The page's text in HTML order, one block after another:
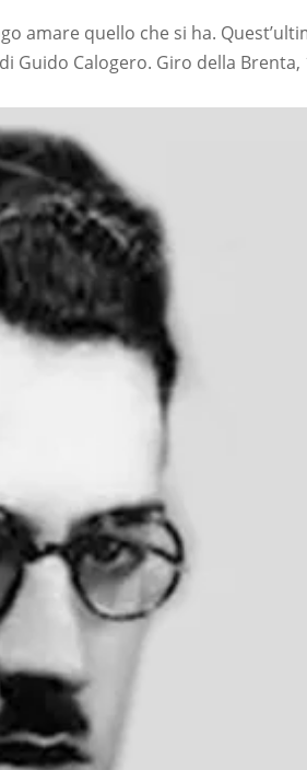
amare quello che si ha.
Guido Calogero. Giro della Brenta,